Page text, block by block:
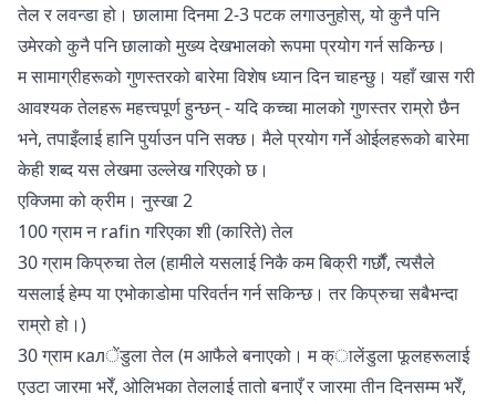
तेल र लवन्डा हो। छालामा दिनमा 2-3 पटक लगाउनुहोस्, यो कुनै पनि
उमेरको कुनै पनि छालाको मुख्य देखभालको रूपमा प्रयोग गर्न सकिन्छ।
म सामाग्रीहरूको गुणस्तरको बारेमा विशेष ध्यान दिन चाहन्छु। यहाँ खास गरी
आवश्यक तेलहरू महत्त्वपूर्ण हुन्छन् - यदि कच्चा मालको गुणस्तर राम्रो छैन
भने, तपाइँलाई हानि पुर्याउन पनि सक्छ। मैले प्रयोग गर्ने ओईलहरूको बारेमा
केही शब्द यसलेखमाउल्लेख गरिएको छ।
एक्जिमा को क्रीम। नुस्खा 2
100 ग्राम न rafin गरिएका शी (कारिते) तेल
30 ग्राम किप्रुचा तेल (हामीले यसलाई निकै कम बिक्री गर्छौं, त्यसैले
यसलाई हेम्प या एभोकाडोमा परिवर्तन गर्न सकिन्छ। तर किप्रुचा सबैभन्दा
राम्रो हो।)
30 ग्राम калेंडुला तेल (म आफैले बनाएको। म क्ालेंडुला फूलहरूलाई
एउटा जारमा भरेँ, ओलिभका तेललाई तातो बनाएँ र जारमा तीन दिनसम्म भरेँ,